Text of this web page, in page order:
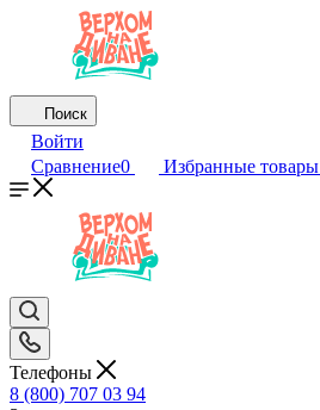
Поиск
Войти
Сравнение0 Избранные товары
Телефоны
8 (800) 707 03 94